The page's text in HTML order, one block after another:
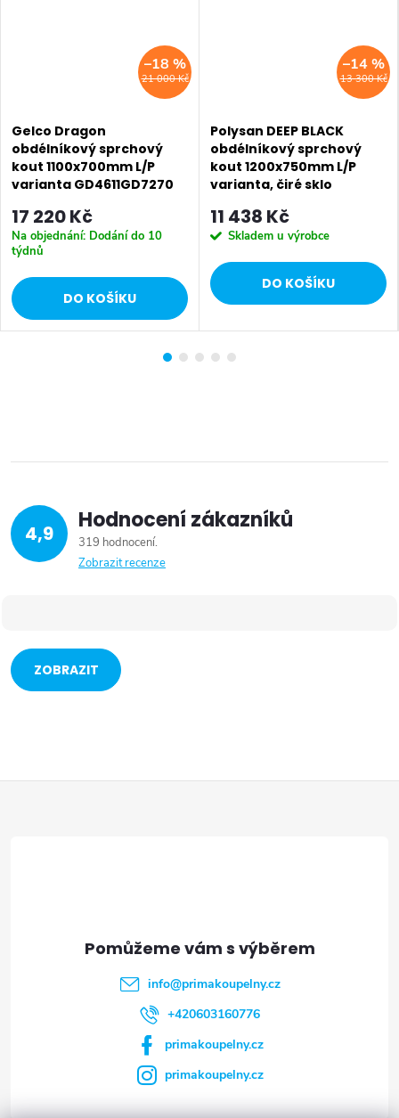
21 000 Kč
–18 %
Gelco Dragon
obdélníkový sprchový
kout 1100x700mm L/P
varianta GD4611GD7270
17 220 Kč
Na objednání: Dodání do 10
týdnů
DO KOŠÍKU
13 300 Kč
–14 %
Polysan DEEP BLACK
obdélníkový sprchový
kout 1200x750mm L/P
varianta, čiré sklo
11 438 Kč
Skladem u výrobce
DO KOŠÍKU
4,9 Hodnocení zákazníků
319 hodnocení
Zobrazit recenze
ZOBRAZIT
info@primakoupelny.cz
+420603160776
primakoupelny.cz
primakoupelny.cz